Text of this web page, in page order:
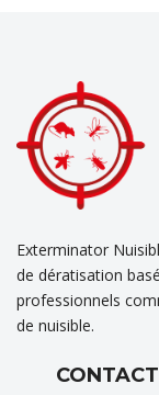
Exterminator
de dératisation
professionnels
de nuisible.
CONTACT